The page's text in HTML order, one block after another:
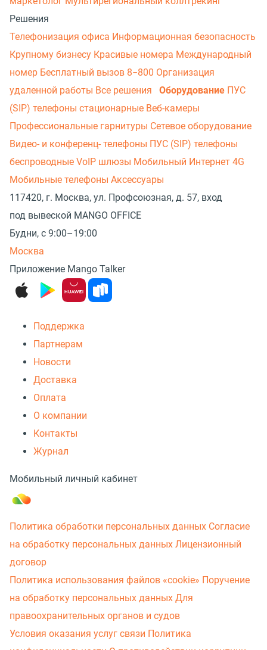
Решения
Телефонизация офиса Информационная безопасность
Крупному бизнесу Красивые номера Международный
номер Бесплатный вызов 8−800 Организация
удаленной работы Все решения Оборудование ПУС
(SIP) телефоны стационарные Веб-камеры
Профессиональные гарнитуры Сетевое оборудование
Видео- и конференц- телефоны ПУС (SIP) телефоны
беспроводные VoIP шлюзы Мобильный Интернет 4G
Мобильные телефоны Аксессуары
117420, г. Москва, ул. Профсоюзная, д. 57, вход
под вывеской MANGO OFFICE
Будни, с 9:00–19:00
Москва
Приложение Mango Talker
Поддержка
Партнерам
Новости
Доставка
Оплата
О компании
Контакты
Журнал
Мобильный личный кабинет
Политика обработки персональных данных Согласие
на обработку персональных данных Лицензионный
договор
Политика использования файлов «cookie» Поручение
на обработку персональных данных Для
правоохранительных органов и судов
Условия оказания услуг связи Политика